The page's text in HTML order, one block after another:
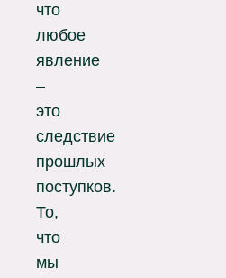
что
любое
явление
–
это
следствие
прошлых
поступков.
То,
что
мы